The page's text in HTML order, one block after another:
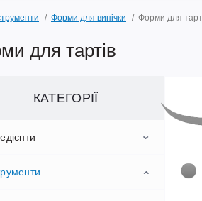
Форми для випічки Форми для
для тартів
КАТЕГОРІЇ